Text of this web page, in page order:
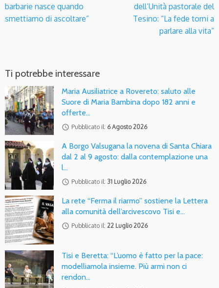
barbarie nasce quando
smettiamo di ascoltare”
dell’Unità pastorale del
Tesino: “La fede torni a
parlare alla vita”
Ti potrebbe interessare
Maria Ausiliatrice a Rovereto: saluto alle
Suore di Maria Bambina dopo 182 anni e
offerte…
access_time Pubblicato il: 6 Agosto 2026
A Borgo Valsugana la novena di Santa Chiara
dal 2 al 9 agosto: dalla contemplazione una
l…
access_time Pubblicato il: 31 Luglio 2026
La rete “Ferma il riarmo” sostiene la Lettera
alla comunità dell’arcivescovo Tisi e…
access_time Pubblicato il: 22 Luglio 2026
Tisi e Beretta: “L’uomo è fatto per la pace:
modelliamola insieme. Più armi non ci
rendon…